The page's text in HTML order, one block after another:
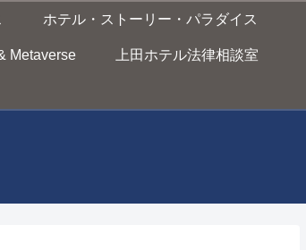
ホテル・ストーリー・パラダイス
Metaverse 上田ホテル法律相談室